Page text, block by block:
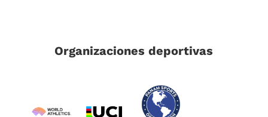
Organizaciones deportivas